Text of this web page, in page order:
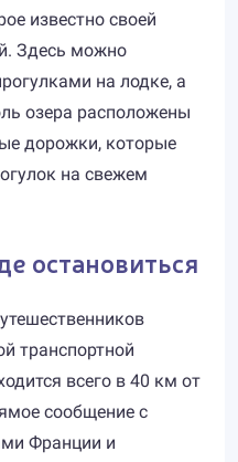
известно своей
Здесь можно
на лодке, а
озера расположены
дорожки, которые
на свежем
остановиться
транспортной
всего в 40 км от
сообщение с
Франции и